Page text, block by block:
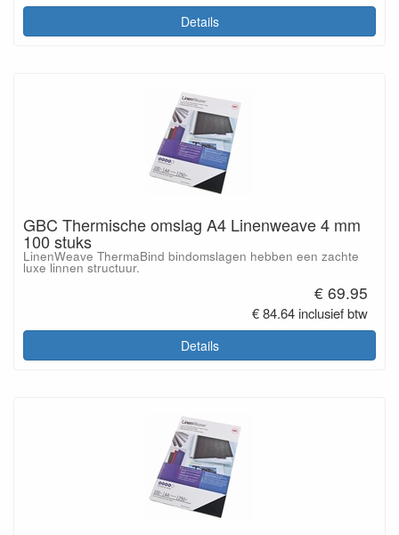
Details
GBC Thermische omslag A4 Linenweave 4 mm
100 stuks
LinenWeave ThermaBind bindomslagen hebben een zachte
luxe linnen structuur.
€ 69.95
€ 84.64 inclusief btw
Details